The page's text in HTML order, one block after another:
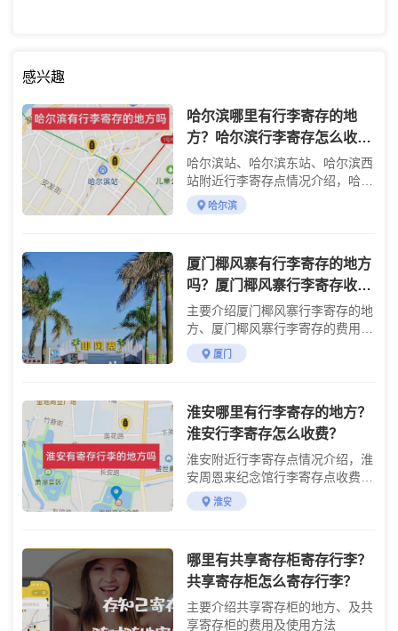
感兴趣
哈尔滨哪里有行李寄存的地
方？哈尔滨行李寄存怎么收
费？
哈尔滨站、哈尔滨东站、哈尔滨西
站附近行李寄存点情况介绍，哈尔
滨行李寄存点收费标准介绍
哈尔滨
厦门椰风寨有行李寄存的地方
吗？厦门椰风寨行李寄存收费
详情
主要介绍厦门椰风寨行李寄存的地
方、厦门椰风寨行李寄存的费用及
参观攻略
厦门
淮安哪里有行李寄存的地方？
淮安行李寄存怎么收费？
淮安附近行李寄存点情况介绍，淮
安周恩来纪念馆行李寄存点收费标
准介绍
淮安
哪里有共享寄存柜寄存行李？
共享寄存柜怎么寄存行李？
主要介绍共享寄存柜的地方、及共
享寄存柜的费用及使用方法